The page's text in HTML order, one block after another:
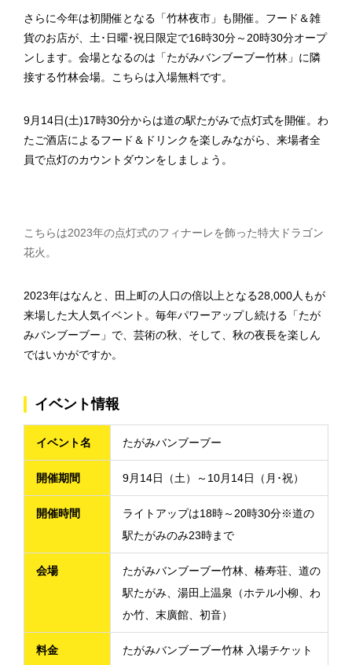
さらに今年は初開催となる「竹林夜市」も開催。フード＆雑
貨のお店が、土･日曜･祝日限定で16時30分～20時30分オープ
ンします。会場となるのは「たがみバンブーブー竹林」に隣
接する竹林会場。こちらは入場無料です。
9月14日(土)17時30分からは道の駅たがみで点灯式を開催。わ
たご酒店によるフード＆ドリンクを楽しみながら、来場者全
員で点灯のカウントダウンをしましょう。
こちらは2023年の点灯式のフィナーレを飾った特大ドラゴン
花火。
2023年はなんと、田上町の人口の倍以上となる28,000人もが
来場した大人気イベント。毎年パワーアップし続ける「たが
みバンブーブー」で、芸術の秋、そして、秋の夜長を楽しん
ではいかがですか。
イベント情報
イベント名 たがみバンブーブー
開催期間 9月14日（土）～10月14日（月･祝）
開催時間
ライトアップは18時～20時30分※道の
駅たがみのみ23時まで
会場
たがみバンブーブー竹林、椿寿荘、道の
駅たがみ、湯田上温泉（ホテル小柳、わ
か竹、末廣館、初音）
料金 たがみバンブーブー竹林 入場チケット